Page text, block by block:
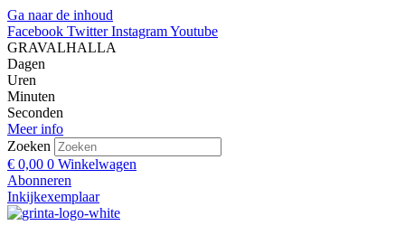
Ga naar de inhoud
Facebook Twitter InstagramYoutube
GRAVALHALLA
Dagen
Uren
Minuten
Seconden
Meer info
Zoeken
€ 0,00 0 Winkelwagen
Abonneren
Inkijkexemplaar